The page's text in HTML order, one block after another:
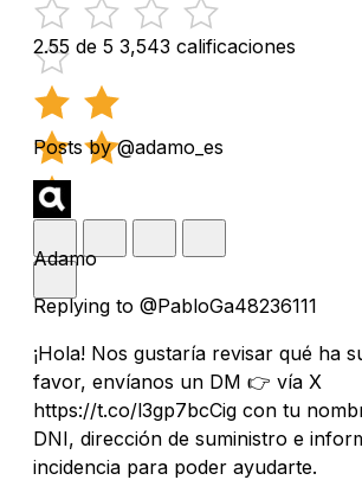
2.55 de 5 3,543 calificaciones
Posts by @adamo_es
Adamo
Replying to @PabloGa48236111
¡Hola! Nos gustaría revisar qué ha
favor, envíanos un DM 👉 vía X
https://t.co/l3gp7bcCig con tu
DNI, dirección de suministro e
incidencia para poder ayudarte.